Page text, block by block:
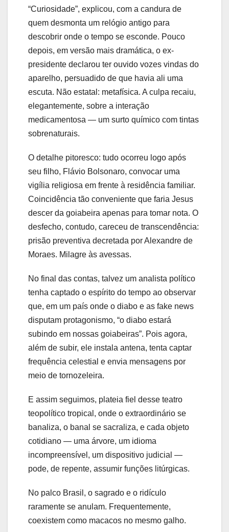
“Curiosidade”, explicou, com a candura de
quem desmonta um relógio antigo para
descobrir onde o tempo se esconde. Pouco
depois, em versão mais dramática, o ex-
presidente declarou ter ouvido vozes vindas do
aparelho, persuadido de que havia ali uma
escuta. Não estatal: metafísica. A culpa recaiu,
elegantemente, sobre a interação
medicamentosa — um surto químico com tintas
sobrenaturais.
O detalhe pitoresco: tudo ocorreu logo após
seu filho, Flávio Bolsonaro, convocar uma
vigília religiosa em frente à residência familiar.
Coincidência tão conveniente que faria Jesus
descer da goiabeira apenas para tomar nota. O
desfecho, contudo, careceu de transcendência:
prisão preventiva decretada por Alexandre de
Moraes. Milagre às avessas.
No final das contas, talvez um analista político
tenha captado o espírito do tempo ao observar
que, em um país onde o diabo e as fake news
disputam protagonismo, “o diabo estará
subindo em nossas goiabeiras”. Pois agora,
além de subir, ele instala antena, tenta captar
frequência celestial e envia mensagens por
meio de tornozeleira.
E assim seguimos, plateia fiel desse teatro
teopolítico tropical, onde o extraordinário se
banaliza, o banal se sacraliza, e cada objeto
cotidiano — uma árvore, um idioma
incompreensível, um dispositivo judicial —
pode, de repente, assumir funções litúrgicas.
No palco Brasil, o sagrado e o ridículo
raramente se anulam. Frequentemente,
coexistem como macacos no mesmo galho.